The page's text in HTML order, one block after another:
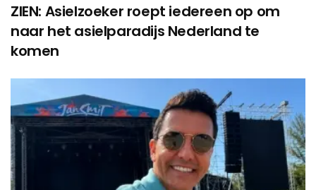
ZIEN: Asielzoeker roept iedereen op om
naar het asielparadijs Nederland te
komen